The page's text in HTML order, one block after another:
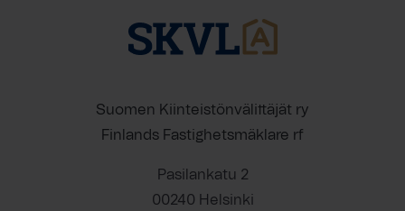
Suomen Kiinteistönvälittäjät ry
Finlands Fastighetsmäklare rf
Pasilankatu 2
00240 Helsinki